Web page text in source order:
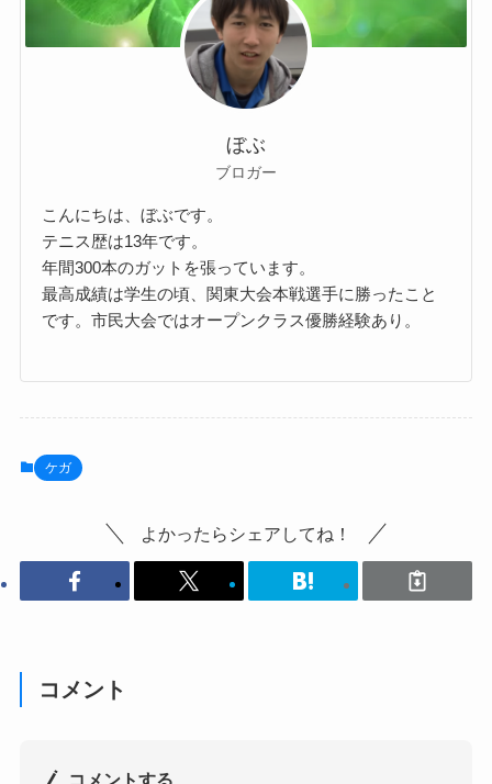
ぼぶ
ブロガー
こんにちは、ぼぶです。
テニス歴は13年です。
年間300本のガットを張っています。
最高成績は学生の頃、関東大会本戦選手に勝ったこと
です。市民大会ではオープンクラス優勝経験あり。
ケガ
よかったらシェアしてね！
コメント
コメントする